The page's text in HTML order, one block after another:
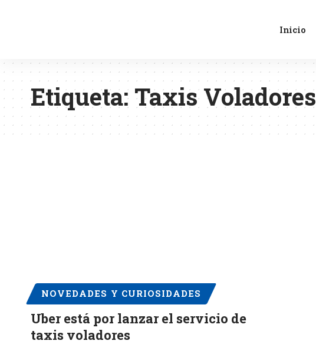
Inicio
Etiqueta: Taxis Voladores
NOVEDADES Y CURIOSIDADES
Uber está por lanzar el servicio de
taxis voladores